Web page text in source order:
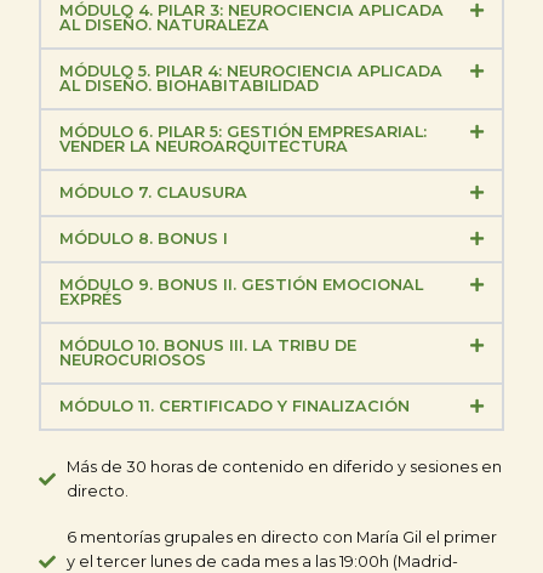
MÓDULO 4. PILAR 3: NEUROCIENCIA APLICADA
AL DISEÑO. NATURALEZA
MÓDULO 5. PILAR 4: NEUROCIENCIA APLICADA
AL DISEÑO. BIOHABITABILIDAD
MÓDULO 6. PILAR 5: GESTIÓN EMPRESARIAL:
VENDER LA NEUROARQUITECTURA
MÓDULO 7. CLAUSURA
MÓDULO 8. BONUS I
MÓDULO 9. BONUS II. GESTIÓN EMOCIONAL
EXPRÉS
MÓDULO 10. BONUS III. LA TRIBU DE
NEUROCURIOSOS
MÓDULO 11. CERTIFICADO Y FINALIZACIÓN
Más de 30 horas de contenido en diferido y sesiones en
directo.
6 mentorías grupales en directo con María Gil el primer
y el tercer lunes de cada mes a las 19:00h (Madrid-